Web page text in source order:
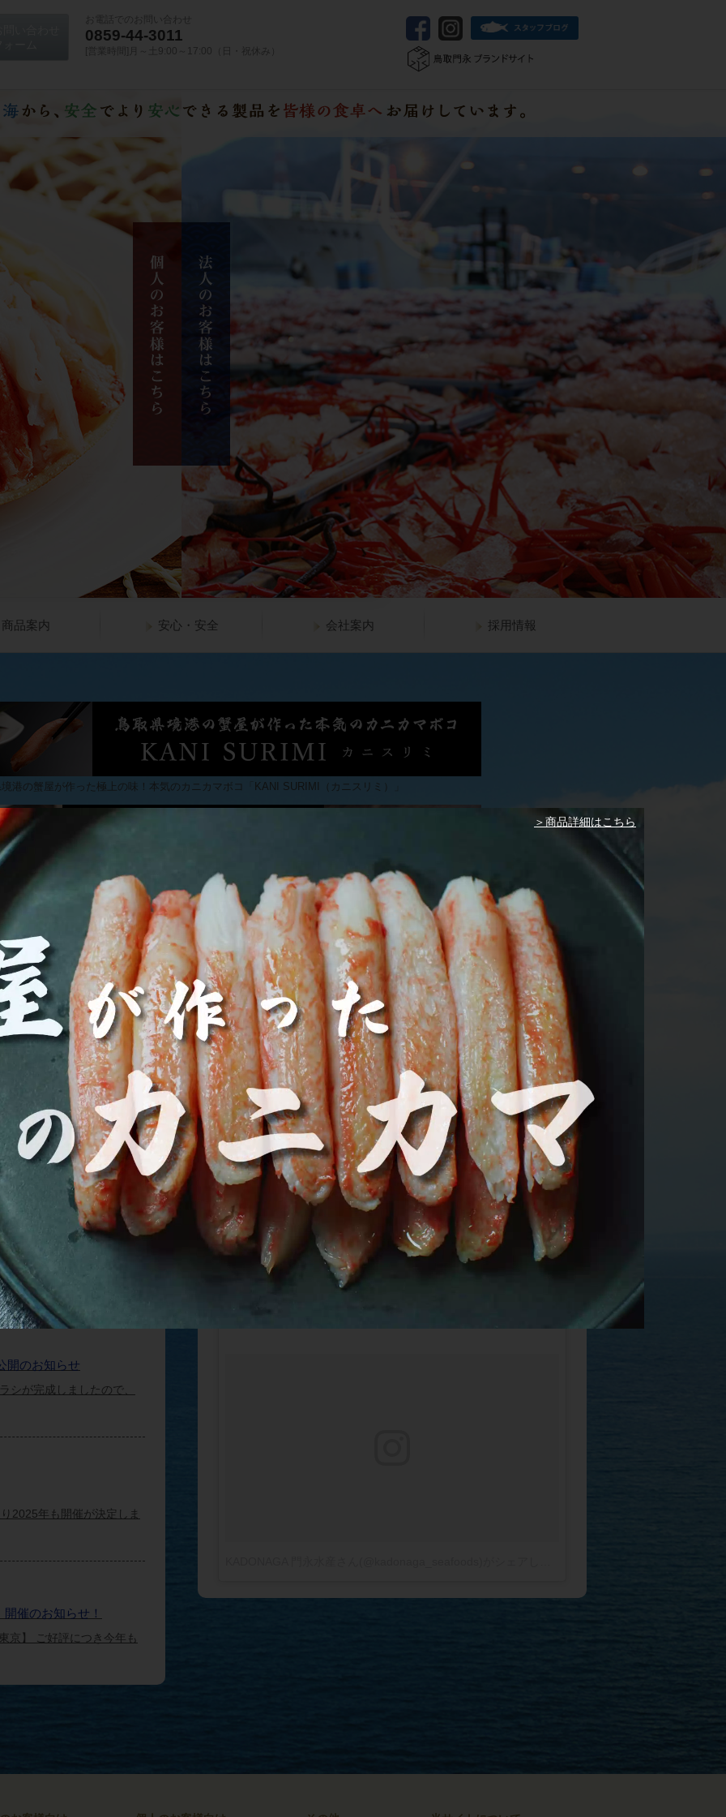
お電話でのお問い合わせ
0859-44-3011
[営業時間]月～土9:00～17:00 （日・祝休み）
商品案内 安心・安全 会社案内 採用情報
港の蟹屋が作った極上の味！本気のカニカマボコ「KANI SURIMI（カニスリミ）」
華の名店シェフプロデュース！濃厚＆スパイシーな「かにみそトマトジャン」
紅ズワイかにみそ & 青森県産 にんにく使用 ちょっとリッチなかにみそバーニャカウダ
美味しいかに料理のレシピが知りたい！そんな疑問にお応えするかにの総合情報サイト「カニペディア」
お家で手軽にフレンチ！コンフィを使ったアレンジレシピ集はこちら
開のお知らせ
シが完成しましたので、
2025年も開催が決定しま
催のお知らせ！
京】 ご好評につき今年も
＞商品詳細はこちら